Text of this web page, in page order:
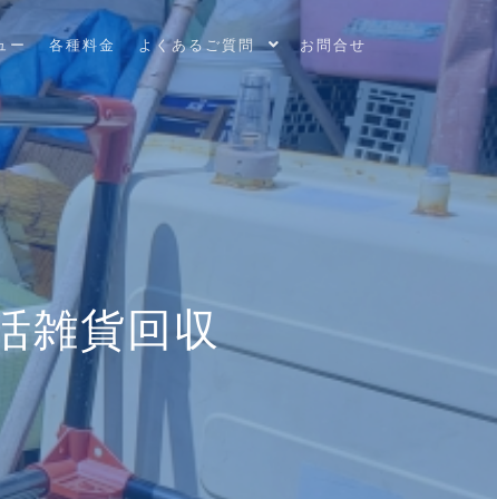
ー 各種料金 よくあるご質問 お問合せ
雑貨回収